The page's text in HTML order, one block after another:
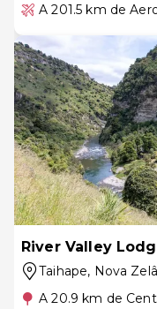
A 201.5 km de
River Valley
Taihape, Nova
A 20.9 km de